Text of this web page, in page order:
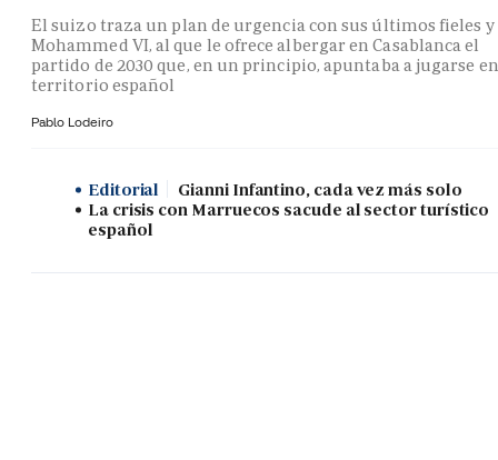
El suizo traza un plan de urgencia con sus últimos fieles y
Mohammed VI, al que le ofrece albergar en Casablanca el
partido de 2030 que, en un principio, apuntaba a jugarse en
territorio español
Pablo Lodeiro
Editorial
Gianni Infantino, cada vez más solo
La crisis con Marruecos sacude al sector turístico
español